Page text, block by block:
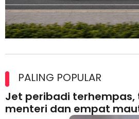
lesen separuh pertama 2026
PALING POPULAR
Jet peribadi
menteri dan empat